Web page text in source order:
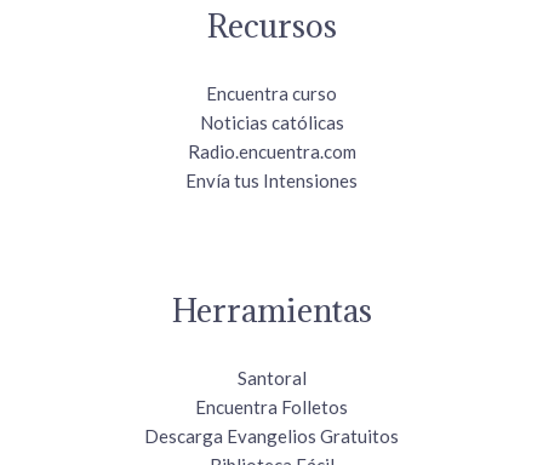
Recursos
Encuentra curso
Noticias católicas
Radio.encuentra.com
Envía tus Intensiones
Herramientas
Santoral
Encuentra Folletos
Descarga Evangelios Gratuitos